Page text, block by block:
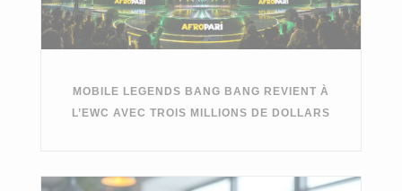
MOBILE LEGENDS BANG BANG REVIENT À
L’EWC AVEC TROIS MILLIONS DE DOLLARS